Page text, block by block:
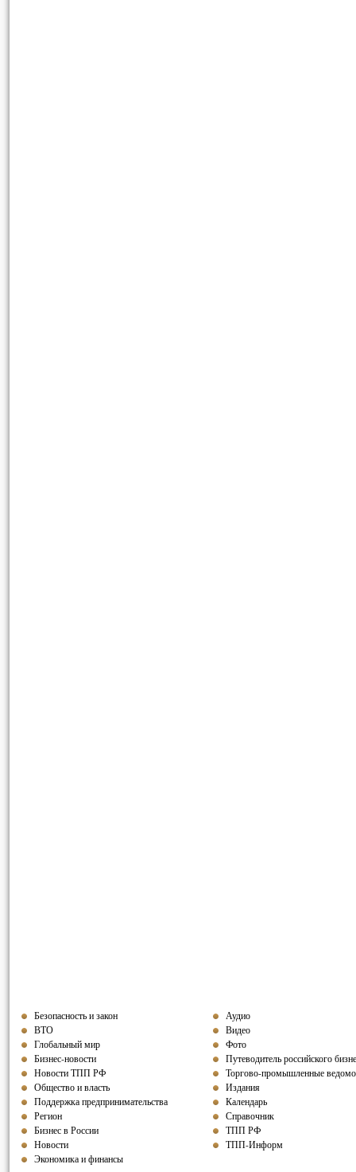
Безопасность и закон
ВТО
Глобальный мир
Бизнес-новости
Новости ТПП РФ
Общество и власть
Поддержка предпринимательства
Регион
Бизнес в России
Новости
Экономика и финансы
Аудио
Видео
Фото
Путеводитель российского
Торгово-промышленные
Издания
Календарь
Справочник
ТПП РФ
ТПП-Информ